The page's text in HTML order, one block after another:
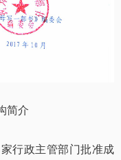
简介
行政主管部门批准成